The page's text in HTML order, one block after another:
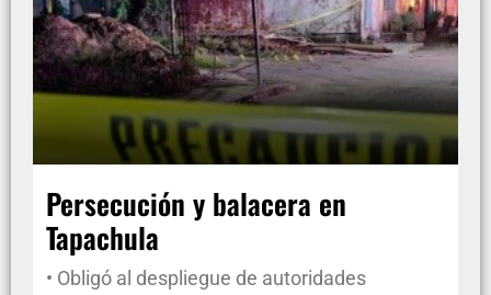
Persecución y balacera en
Tapachula
• Obligó al despliegue de autoridades